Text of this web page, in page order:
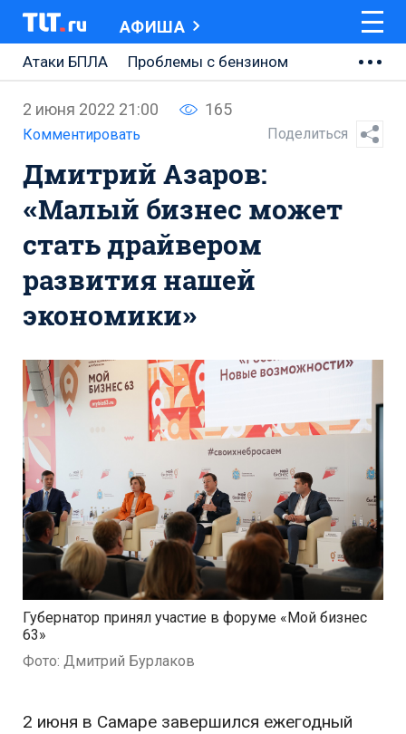
АФИША
Атаки БПЛА
Проблемы с бензином
Ремонт Центральной площади
Ремонт Обводного шоссе
Набережная Тольятти
Неделя Тольятти
2 июня 2022 21:00 165
Комментировать Поделиться
Дмитрий Азаров:
«Малый бизнес может
стать драйвером
развития нашей
экономики»
Губернатор принял участие в форуме «Мой бизнес
63»
Фото: Дмитрий Бурлаков
2 июня в Самаре завершился ежегодный